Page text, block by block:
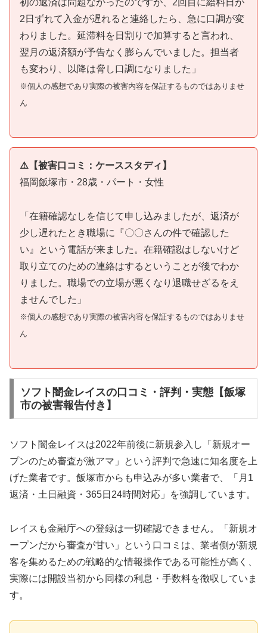
2日ずれて入金が遅れると連絡したら、急に口調が変
わりました。延滞料を日割りで加算すると言われ、
翌月の返済額が予告なく膨らんでいました。担当者
も変わり、以降は脅し口調になりました」
※個人の感想であり実際の被害内容を保証するものではありませ
ん
⚠️【被害口コミ：ケーススタディ】
福岡飯塚市・28歳・パート・女性
「在籍確認なしを信じて申し込みましたが、返済が
少し遅れたとき職場に『〇〇さんの件で確認した
い』という電話が来ました。在籍確認はしないけど
取り立てのための連絡はするということが後でわか
りました。職場での立場が悪くなり退職せざるをえ
ませんでした」
※個人の感想であり実際の被害内容を保証するものではありませ
ん
ソフト闇金レイスの口コミ・評判・実態【飯塚
市の被害報告付き】
ソフト闇金レイスは2022年前後に新規参入し「新規オー
プンのため審査が激アマ」という評判で急速に知名度を上
げた業者です。飯塚市からも申込みが多い業者で、「月1
返済・土日融資・365日24時間対応」を強調しています。
レイスも金融庁への登録は一切確認できません。「新規オ
ープンだから審査が甘い」という口コミは、業者側が新規
客を集めるための戦略的な情報操作である可能性が高く、
実際には開設当初から同様の利息・手数料を徴収していま
す。